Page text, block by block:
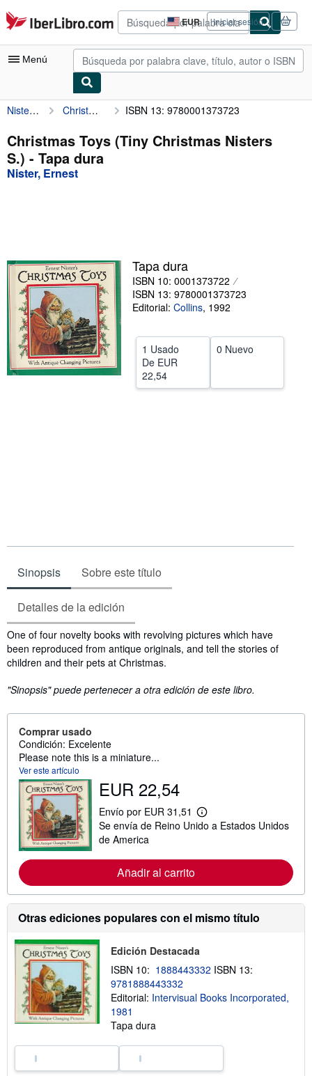
Pasar al contenido principal
IberLibro.com EUR
Preferencias
de
compra
del
Iniciar sesión
Menú
Mi cuenta
Consultar mis pedidos
Búsqueda avanzada
Vendedores
Comenzar a vender
Ayuda
Nister, Ernest Christmas Toys (Tiny Christmas Nisters S.) ISBN 13: 9780001373723
Christmas Toys (Tiny Christmas Nisters
S.) - Tapa dura
Nister, Ernest
Tapa dura
ISBN 10: 0001373722
ISBN 13: 9780001373723
Editorial: Collins, 1992
1 Usado
De EUR
22,54
0 Nuevo
Sinopsis Sobre este título
Detalles de la edición
Sinopsis
One of four novelty books with revolving pictures which have
been reproduced from antique originals, and tell the stories of
children and their pets at Christmas.
"Sinopsis" puede pertenecer a otra edición de este libro.
Comprar usado
Condición: Excelente
Please note this is a miniature...
Ver este artículo
EUR 22,54
Envío por EUR 31,51
M
á
n
r
c
o
r
e
t
Se envía de Reino Unido a Estados Unidos
de America
Añadir al carrito
Otras ediciones populares con el mismo título
Edición Destacada
ISBN 10: 1888443332 ISBN 13:
9781888443332
Editorial: Intervisual Books Incorporated,
1981
Tapa dura